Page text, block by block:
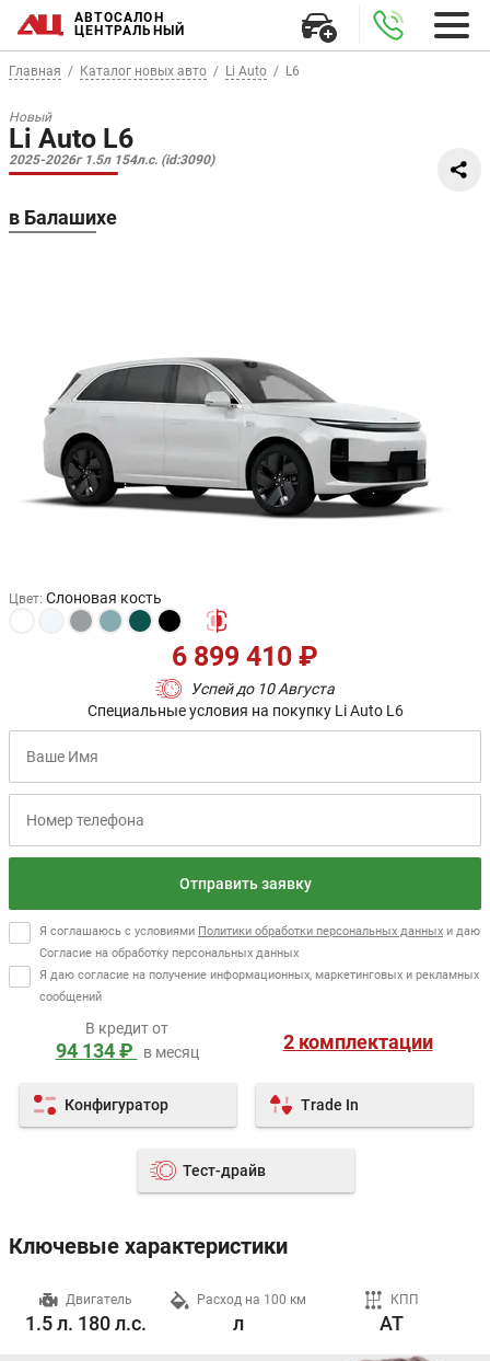
АВТОСАЛОН
ЦЕНТРАЛЬНЫЙ
Главная Каталог новых авто Li Auto L6
Новый
Li Auto L6
2025-2026г 1.5л 154л.с. (id:3090)
в Балашихе
Цвет: Слоновая кость
Успей до 10 Августа
6 899 410 ₽
Специальные условия на покупку Li Auto L6
Отправить заявку
Я соглашаюсь с условиями Политики обработки персональных данных и даю
Согласие на обработку персональных данных
Я даю согласие на получение информационных, маркетинговых и рекламных
сообщений
2 комплектации
Конфигуратор Trade In
Тест-драйв
В кредит от
94 134 ₽ в месяц
Ключевые характеристики
Двигатель
1.5 л. 180 л.с.
Расход на 100 км
л
КПП
AT